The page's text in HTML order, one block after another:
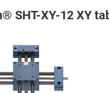
SHT-XY-12 XY